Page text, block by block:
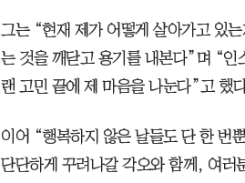
그는 “현재 제가 어떻게 살아가고 있
는 것을 깨닫고 용기를 내본다”며 “인
랜 고민 끝에 제 마음을 나눈다”고 했
이어 “행복하지 않은 날들도 단 한 번
단단하게 꾸려나갈 각오와 함께, 여러